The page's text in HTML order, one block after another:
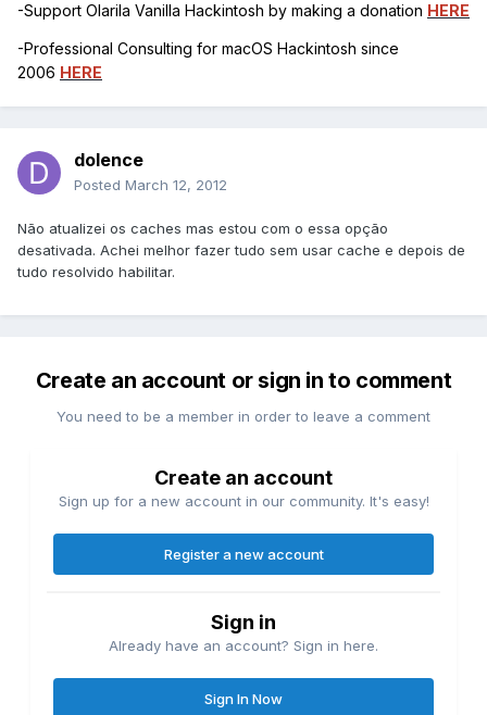
-Support Olarila Vanilla Hackintosh by making a donation HERE
-Professional Consulting for macOS Hackintosh since
2006 HERE
dolence
Posted March 12, 2012
Não atualizei os caches mas estou com o essa opção
desativada. Achei melhor fazer tudo sem usar cache e depois de
tudo resolvido habilitar.
Create an account or sign in to comment
You need to be a member in order to leave a comment
Create an account
Sign up for a new account in our community. It's easy!
Register a new account
Sign in
Already have an account? Sign in here.
Sign In Now